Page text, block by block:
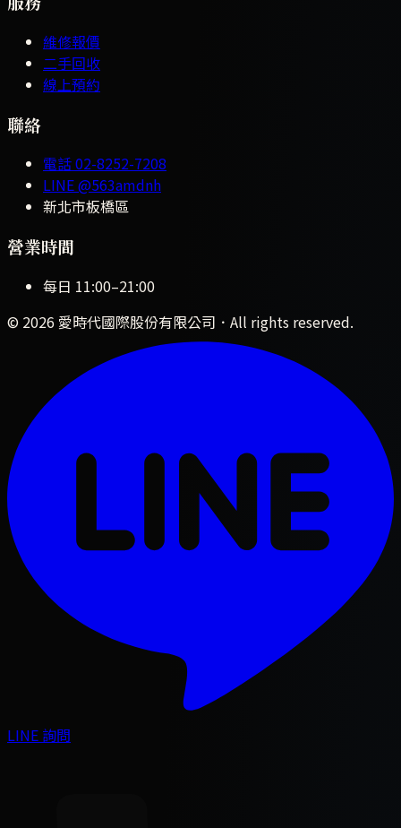
維修報價
二手回收
線上預約
聯絡
電話02-8252-7208
LINE@563amdnh
新北市板橋區
營業時間
每日 11:00–21:00
© 2026 愛時代國際股份有限公司 ．All rights reserved.
LINE 詢問